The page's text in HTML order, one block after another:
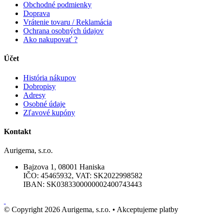
Obchodné podmienky
Doprava
Vrátenie tovaru / Reklamácia
Ochrana osobných údajov
Ako nakupovať ?
Účet
História nákupov
Dobropisy
Adresy
Osobné údaje
Zľavové kupóny
Kontakt
Aurigema, s.r.o.
Bajzova 1, 08001 Haniska
IČO: 45465932, VAT: SK2022998582
IBAN: SK0383300000002400743443
© Copyright 2026 Aurigema, s.r.o. • Akceptujeme platby